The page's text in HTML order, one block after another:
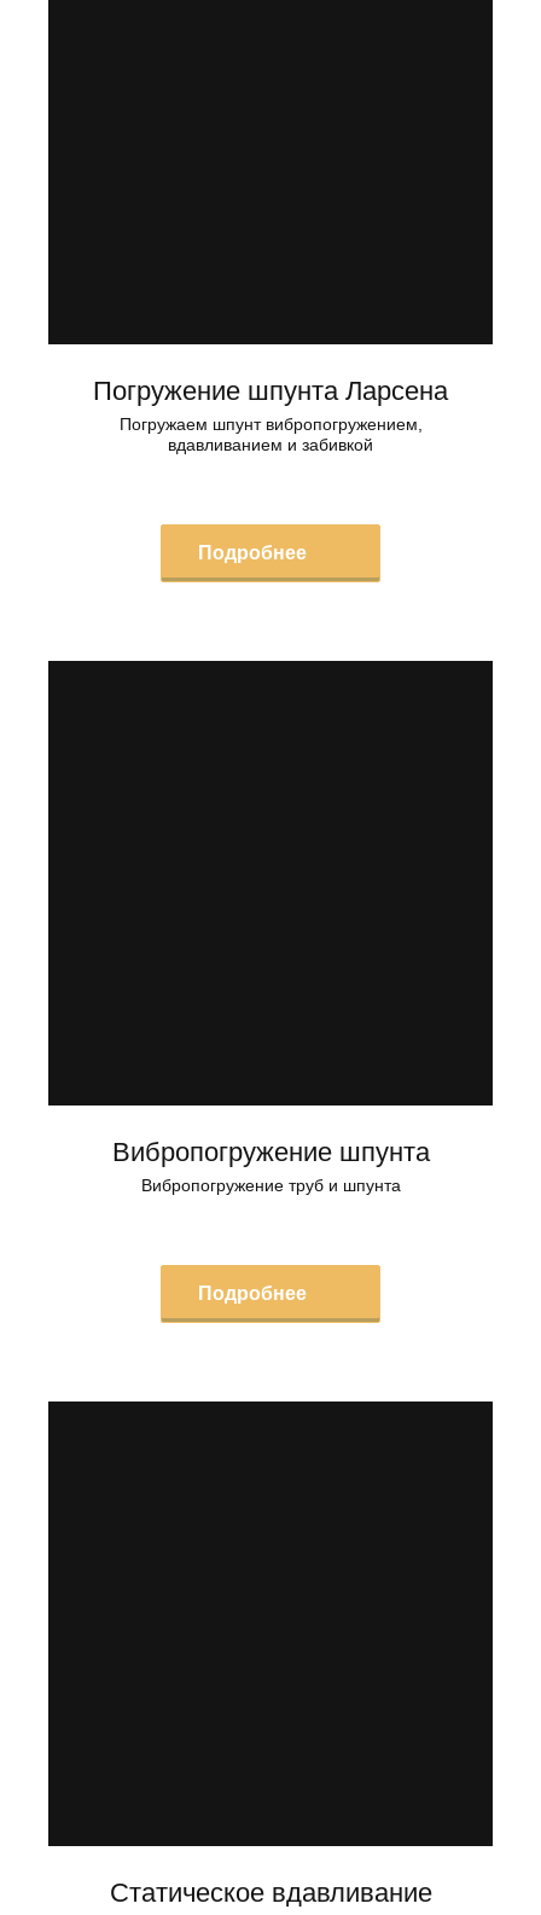
Погружение шпунта Ларсена
Погружаем шпунт вибропогружением,
вдавливанием и забивкой
Подробнее
Вибропогружение шпунта
Вибропогружение труб и шпунта
Подробнее
Статическое вдавливание